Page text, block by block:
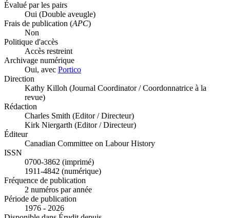
Évalué par les pairs
Oui (Double aveugle)
Frais de publication (APC)
Non
Politique d'accès
Accès restreint
Archivage numérique
Oui, avec Portico
Direction
Kathy Killoh (Journal Coordinator / Coordonnatrice à la
revue)
Rédaction
Charles Smith (Editor / Directeur)
Kirk Niergarth (Editor / Directeur)
Éditeur
Canadian Committee on Labour History
ISSN
0700-3862 (imprimé)
1911-4842 (numérique)
Fréquence de publication
2 numéros par année
Période de publication
1976 - 2026